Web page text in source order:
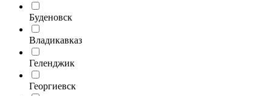
Буденовск
Владикавказ
Геленджик
Георгиевск